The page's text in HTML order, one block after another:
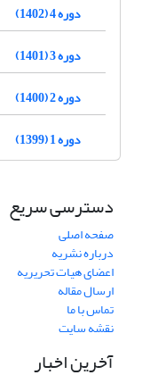
دوره 4 (1402)
دوره 3 (1401)
دوره 2 (1400)
دوره 1 (1399)
دسترسی سریع
صفحه اصلی
درباره نشریه
اعضای هیات تحریریه
ارسال مقاله
تماس با ما
نقشه سایت
آخرین اخبار